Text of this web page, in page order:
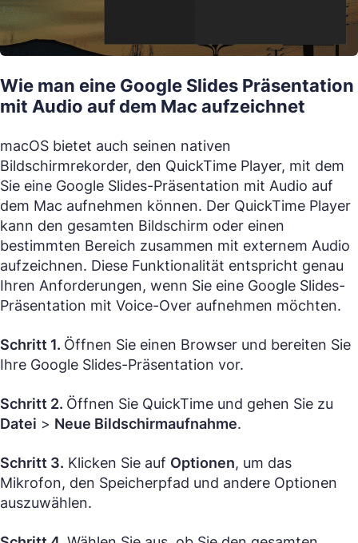
Wie man eine Google Slides Präsentation
mit Audio auf dem Mac aufzeichnet
macOS bietet auch seinen nativen
Bildschirmrekorder, den QuickTime Player, mit dem
Sie eine Google Slides-Präsentation mit Audio auf
dem Mac aufnehmen können. Der QuickTime Player
kann den gesamten Bildschirm oder einen
bestimmten Bereich zusammen mit externem Audio
aufzeichnen. Diese Funktionalität entspricht genau
Ihren Anforderungen, wenn Sie eine Google Slides-
Präsentation mit Voice-Over aufnehmen möchten.
Schritt 1. Öffnen Sie einen Browser und bereiten Sie
Ihre Google Slides-Präsentation vor.
Schritt 2. Öffnen Sie QuickTime und gehen Sie zu
Datei > Neue Bildschirmaufnahme.
Schritt 3. Klicken Sie auf Optionen, um das
Mikrofon, den Speicherpfad und andere Optionen
auszuwählen.